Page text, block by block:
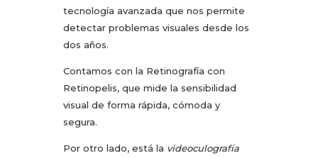
tecnología avanzada que nos permite
detectar problemas visuales desde los
dos años.
Contamos con la Retinografía con
Retinopelis, que mide la sensibilidad
visual de forma rápida, cómoda y
segura.
Por otro lado, está la videoculografía